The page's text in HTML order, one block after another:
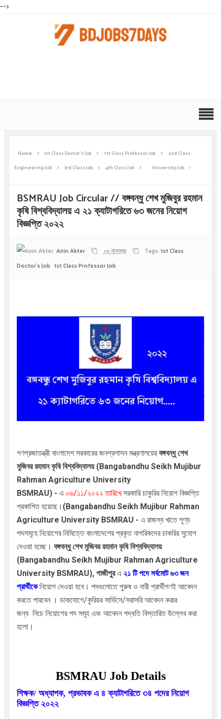
-->
Home 1st Class Doctor's Job 1st Class Professor Job
2nd Class
Engineering Job
3rd Class Job 4th Class Job University Job
BSMRAU Job Circular // বঙ্গবন্ধু শেখ মুজিবুর রহমান
কৃষি বিশ্ববিদ্যালয় এ ২১ ক্যাটাগরিতে ৬৩ জনের নিয়োগ
বিজ্ঞপ্তি ২০২২
Airin Akter ০৯ নভেম্বর Tags: 1st Class
Doctor's Job 1st Class Professor Job
গণপ্রজাতন্ত্রী বাংলাদেশ সরকারের জনপ্রশাসন মন্ত্রণালয়ের বঙ্গবন্ধু শেখ
মুজিবর রহমান কৃষি বিশ্ববিদ্যালয় (Bangabandhu Seikh Mujibur
Rahman Agriculture University
BSMRAU) - এ ০৬/১১/২০২২ তারিখেসরকারি চাকুরির নিয়োগ বিজ্ঞপ্তি
প্রকাশিত হয়েছে। (Bangabandhu Seikh Mujibur Rahman
Agriculture University BSMRAU - এ রাজস্ব খাতে শূণ্য
পদসমূহে নিয়োগের নিমিত্তে বাংলাদেশের প্রকৃত নাগরিকদের চাকরির সুযোগ
দেওয়া হচ্ছে। বঙ্গবন্ধু শেখ মুজিবর রহমান কৃষি বিশ্ববিদ্যালয়
(Bangabandhu Seikh Mujibur Rahman Agriculture
University BSMRAU), গাজীপুুর এ ২১টি পদে সর্বমোট ৬৩ জন
প্রার্থীকেনিয়োগ দেওয়া হবে। পদগুলোতে পুরুষ ও নারী প্রার্থীগণই আবেদন
করতে পারবেন । ডাকযোগে/কুরিয়র সার্ভিসে/সরাসরিআবেদন করার
জন্য নিচে নিয়োগের পদ সমূহ এবং আবেদন পদ্ধতি বিস্তারিত উল্লেখ করা
হলো।
BSMRAU Job Details
শিক্ষক/ অধ্যাপক, প্রভাষক এ ৪ ক্যাটাগরিতে ৩৪ পদের নিয়োগ
বিজ্ঞপ্তি ২০২২